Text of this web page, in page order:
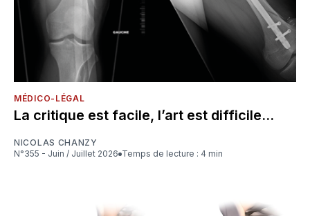
MÉDICO-LÉGAL
La critique est facile, l’art est difficile...
NICOLAS CHANZY
N°355 - Juin / Juillet 2026
Temps de lecture : 4 min